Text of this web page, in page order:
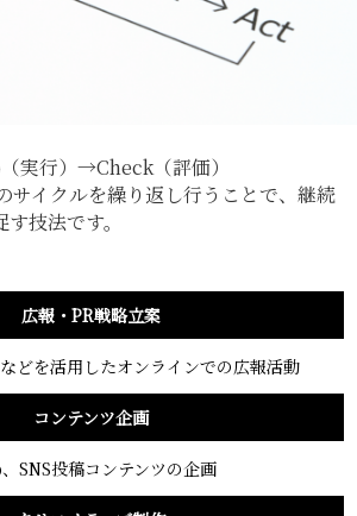
実行）→Check（評価）
イクルを繰り返し行うことで、継続
技法です。
広報・PR戦略立案
どを活用したオンラインでの広報活動
コンテンツ企画
SNS投稿コンテンツの企画